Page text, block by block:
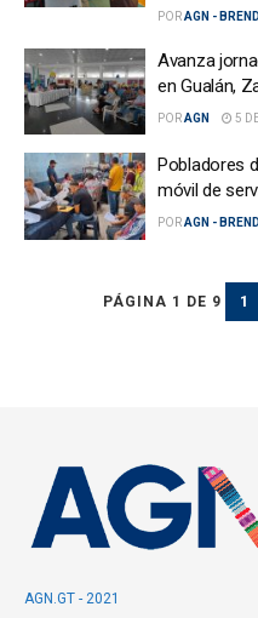
PORAGN -
Avanza
en Gualán,
PORAGN 5
Pobladores
móvil de
PORAGN -
PÁGINA 1 DE 9 1
AGN.GT - 2021